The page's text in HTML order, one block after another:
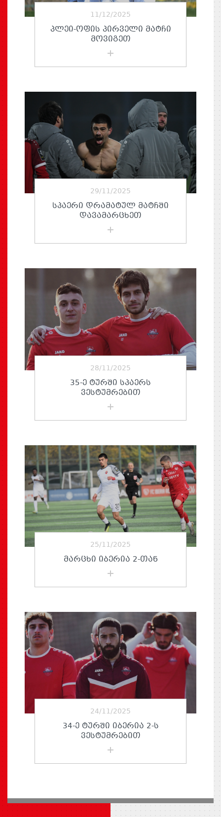
11/12/2025
ᲞᲚᲔᲘ-ᲝᲤᲘᲡ ᲞᲘᲠᲕᲔᲚᲘ ᲛᲐᲢᲩᲘ
ᲛᲝᲕᲘᲒᲔᲗ
29/11/2025
ᲡᲞᲐᲔᲠᲘ ᲓᲠᲐᲛᲐᲢᲣᲚ ᲛᲐᲢᲩᲨᲘ
ᲓᲐᲕᲐᲛᲐᲠᲪᲮᲔᲗ
28/11/2025
35-Ე ᲢᲣᲠᲨᲘ ᲡᲞᲐᲔᲠᲡ
ᲕᲔᲡᲢᲣᲛᲠᲔᲑᲘᲗ
25/11/2025
ᲛᲐᲠᲪᲮᲘ ᲘᲑᲔᲠᲘᲐ 2-ᲗᲐᲜ
24/11/2025
34-Ე ᲢᲣᲠᲨᲘ ᲘᲑᲔᲠᲘᲐ 2-Ს
ᲕᲔᲡᲢᲣᲛᲠᲔᲑᲘᲗ